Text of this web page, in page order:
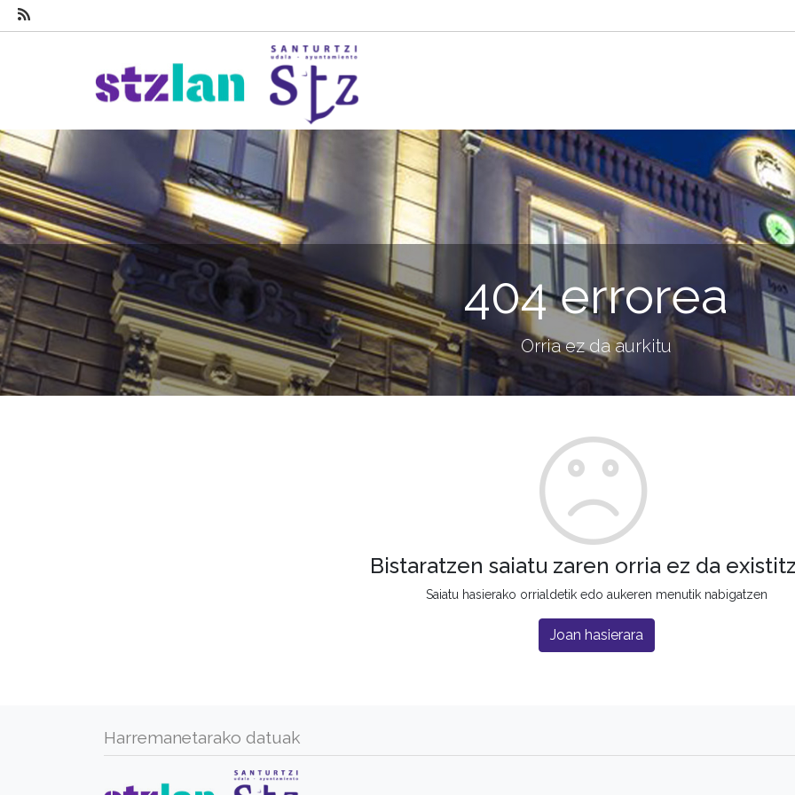
404 errorea
Orria ez da aurkitu
Bistaratzen saiatu zaren orria ez da
Saiatu hasierako orrialdetik edo aukeren menutik nabigatzen
Joan hasierara
Harremanetarako datuak